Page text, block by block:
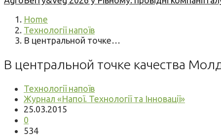
Home
Технології напоїв
В центральной точке…
В центральной точке качества
Технології напоїв
Журнал «Напої. Технології та Інновації»
25.03.2015
0
534